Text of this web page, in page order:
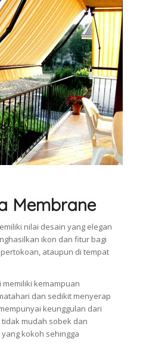
Membrane
nilai desain yang elegan
ikon dan fitur bagi
ataupun di tempat
kemampuan
dan sedikit menyerap
keunggulan dari
mudah sobek dan
kokoh sehingga